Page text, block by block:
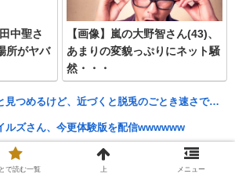
中聖さ
所がヤバ
【画像】嵐の大野智さん(43)、
あまりの変貌っぷりにネット騒
然・・・
近づくと脱兎のごとき速さで逃げる そして振り返り、また逃げる【再】
ルズさん、今更体験版を配信wwwwww
断層帯 専門家「南海トラフだけでなく直下型地震にも注意を」
で読む一覧 上 メニュー